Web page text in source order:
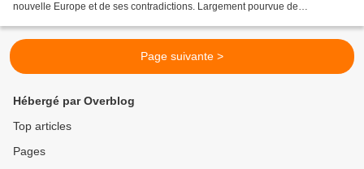
nouvelle Europe et de ses contradictions. Largement pourvue de
Page suivante >
Hébergé par Overblog
Top articles
Pages